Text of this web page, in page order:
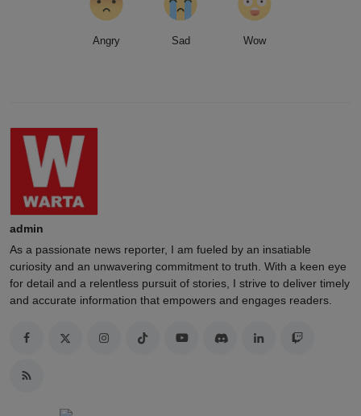
Angry Sad Wow
admin
As a passionate news reporter, I am fueled by an insatiable
curiosity and an unwavering commitment to truth. With a keen eye
for detail and a relentless pursuit of stories, I strive to deliver timely
and accurate information that empowers and engages readers.